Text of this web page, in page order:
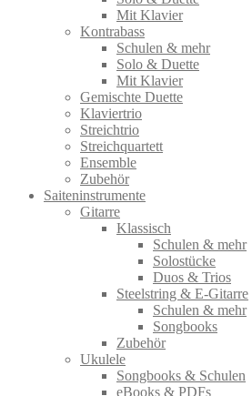
Mit Klavier
Kontrabass
Schulen & mehr
Solo & Duette
Mit Klavier
Gemischte Duette
Klaviertrio
Streichtrio
Streichquartett
Ensemble
Zubehör
Saiteninstrumente
Gitarre
Klassisch
Schulen & mehr
Solostücke
Duos & Trios
Steelstring & E-Gitarre
Schulen & mehr
Songbooks
Zubehör
Ukulele
Songbooks & Schulen
eBooks & PDFs